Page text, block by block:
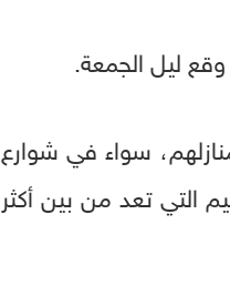
ليل الجمعة.
سواء في شوارع
تعد من بين أكثر